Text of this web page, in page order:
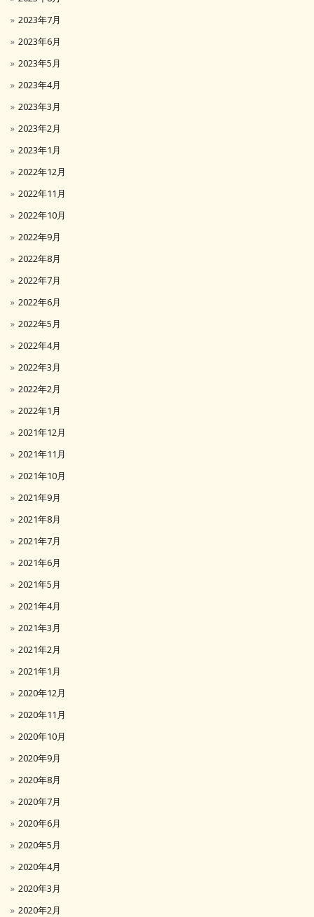
2023年7月
2023年6月
2023年5月
2023年4月
2023年3月
2023年2月
2023年1月
2022年12月
2022年11月
2022年10月
2022年9月
2022年8月
2022年7月
2022年6月
2022年5月
2022年4月
2022年3月
2022年2月
2022年1月
2021年12月
2021年11月
2021年10月
2021年9月
2021年8月
2021年7月
2021年6月
2021年5月
2021年4月
2021年3月
2021年2月
2021年1月
2020年12月
2020年11月
2020年10月
2020年9月
2020年8月
2020年7月
2020年6月
2020年5月
2020年4月
2020年3月
2020年2月